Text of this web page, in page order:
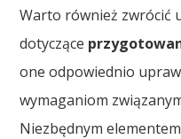
Warto również zwrócić
dotyczące
one odpowiednio
wymaganiom
Niezbędnym